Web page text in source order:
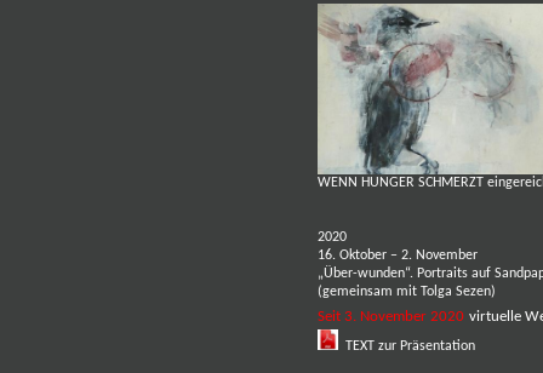
WENN HUNGER SCHMERZT
2020
16. Oktober – 2. November
„Über-wunden“. Portraits auf
(gemeinsam mit Tolga Sezen)
Seit 3. November 2020 virtuelle
TEXT zur Präsentation